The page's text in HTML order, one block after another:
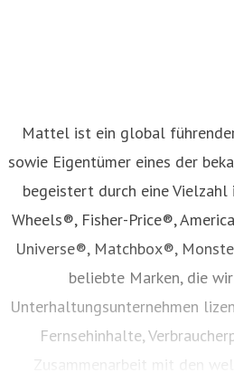
Mattel ist ein global
sowie Eigentümer eines der
begeistert durch eine
Wheels®, Fisher-Price®,
Universe®, Matchbox®,
beliebte Marken, die
Unterhaltungsunternehmen
Fernsehinhalte,
Zusammenarbeit mit den